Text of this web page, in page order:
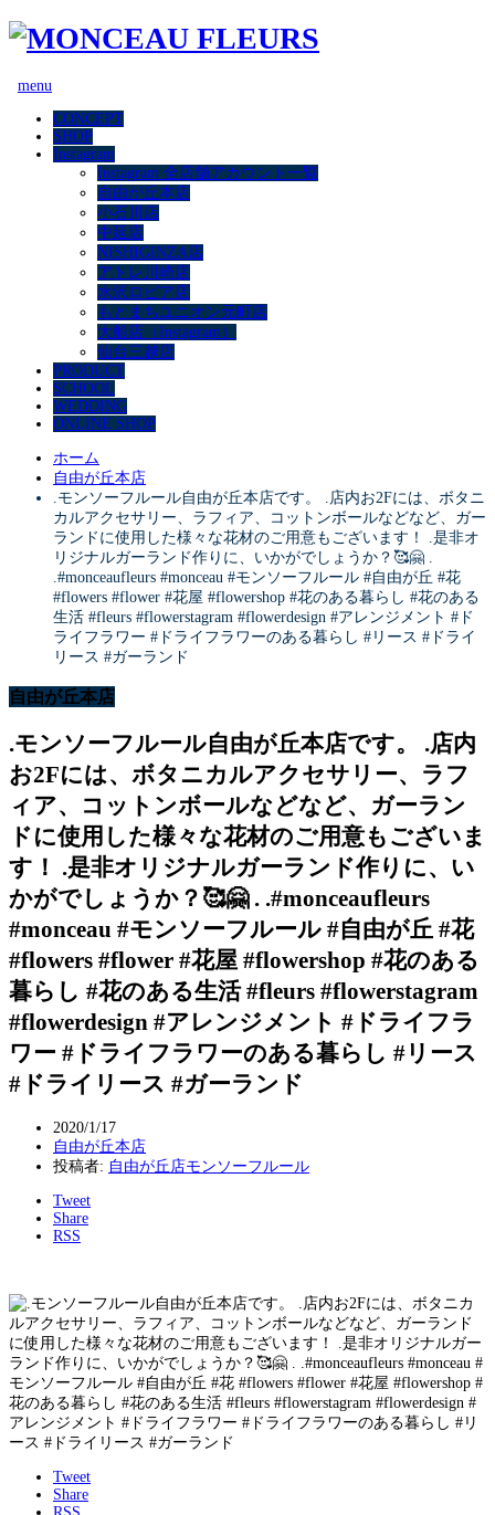
menu
CONCEPT
SHOP
Instagram
Instagram 全店舗アカウント一覧
自由が丘本店
小石川店
中延店
NISHIGINZA店
アトレ川崎店
水沢ロピア店
もとまちユニオン元町店
大船店（Instagram）
仙台三越店
PRODUCT
SCHOOL
WEDDING
ONLINE SHOP
ホーム
自由が丘本店
.モンソーフルール自由が丘本店です。 .店内お2Fには、ボタニ
カルアクセサリー、ラフィア、コットンボールなどなど、ガー
ランドに使用した様々な花材のご用意もございます！ .是非オ
リジナルガーランド作りに、いかがでしょうか？🥰🤗 .
.#monceaufleurs #monceau #モンソーフルール #自由が丘 #花
#flowers #flower #花屋 #flowershop #花のある暮らし #花のある
生活 #fleurs #flowerstagram #flowerdesign #アレンジメント #ド
ライフラワー #ドライフラワーのある暮らし #リース #ドライ
リース #ガーランド
自由が丘本店
.モンソーフルール自由が丘本店です。 .店内
お2Fには、ボタニカルアクセサリー、ラフ
ィア、コットンボールなどなど、ガーラン
ドに使用した様々な花材のご用意もございま
す！ .是非オリジナルガーランド作りに、い
かがでしょうか？🥰🤗 . .#monceaufleurs
#monceau #モンソーフルール #自由が丘 #花
#flowers #flower #花屋 #flowershop #花のある
暮らし #花のある生活 #fleurs #flowerstagram
#flowerdesign #アレンジメント #ドライフラ
ワー #ドライフラワーのある暮らし #リース
#ドライリース #ガーランド
2020/1/17
自由が丘本店
投稿者: 自由が丘店モンソーフルール
Tweet
Share
RSS
Tweet
Share